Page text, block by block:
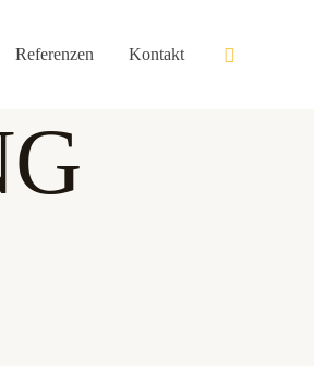
Referenzen Kontakt Suche